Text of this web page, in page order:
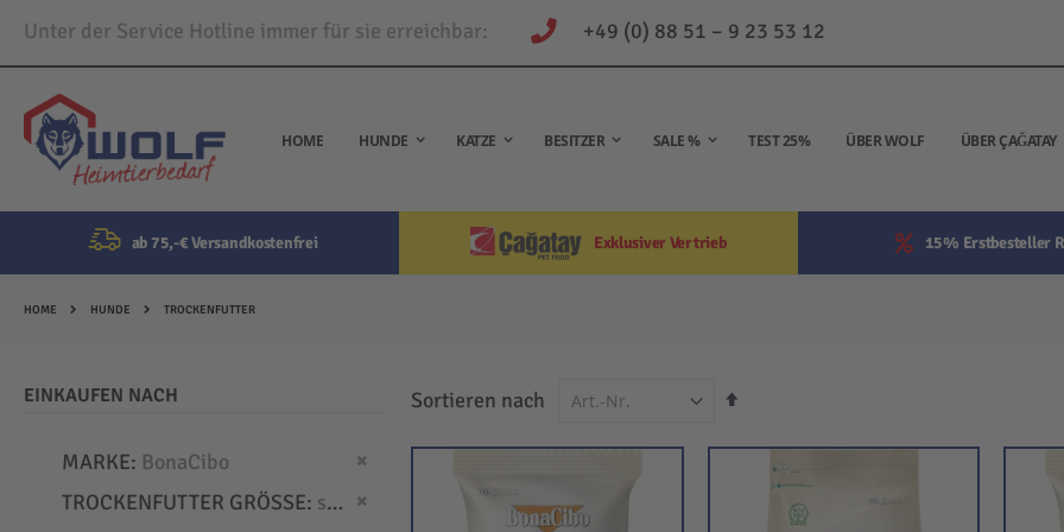
Unter der Service Hotline immer für sie erreichbar: +49 (0) 88 51 – 9 23 53 12
Direkt
zum
Inhalt
HOME HUNDE KATZE BESITZER SALE % TEST 25% ÜBER WOLF ÜBER ÇAĞATAY
ab 75,-€ Versandkostenfrei Exklusiver Vertrieb 15% Erstbesteller
HOME HUNDE TROCKENFUTTER
Sortieren nach
In
Reihenfolge
EINKAUFEN NACH
MARKE BonaCibo
TROCKENFUTTER GRÖSSE
small
Dies entfernen